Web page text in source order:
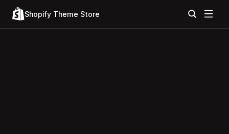
Shopify Theme Store